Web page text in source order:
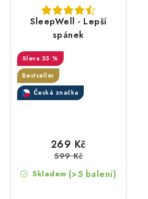
SleepWell - Lepší
spánek
55 %
Bestseller
Česká značka
Skladem (>5 balení)
269 Kč
599 Kč